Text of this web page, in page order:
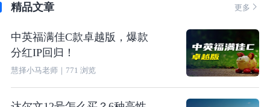
精品文章 更多 
中英福满佳C款卓越版，爆款
分红IP回归！
慧择小马老师｜ 771 浏览